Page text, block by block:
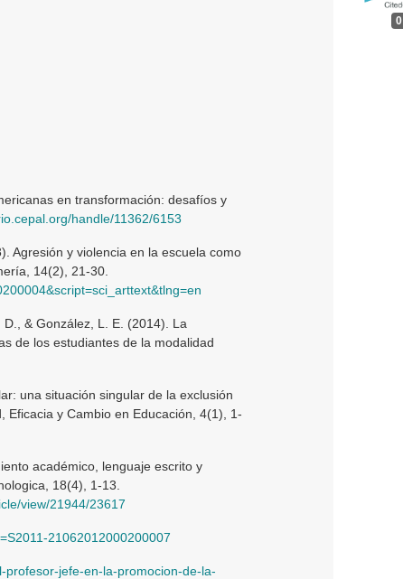
0
en transformación: desafíos y
handle/11362/6153
Agresión y violencia en la escuela como
14(2), 21-30.
& González, L. E. (2014). La
de los estudiantes de la modalidad
una situación singular de la exclusión
Eficacia y Cambio en Educación, 4(1), 1-
académico, lenguaje escrito y
18(4), 1-13.
view/21944/23617
21062012000200007
profesor-jefe-en-la-promocion-de-la-